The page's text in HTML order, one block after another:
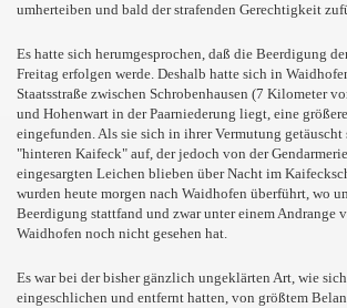
umherteiben und bald der strafenden Gerechtigkeit
Es hatte sich herumgesprochen, daß die Beerdigung
Freitag erfolgen werde. Deshalb hatte sich in
Staatsstraße zwischen Schrobenhausen (7 Kilometer
und Hohenwart in der Paarniederung liegt, eine
eingefunden. Als sie sich in ihrer Vermutung getäuscht
"hinteren Kaifeck" auf, der jedoch von der
eingesargten Leichen blieben über Nacht im
wurden heute morgen nach Waidhofen überführt, wo
Beerdigung stattfand und zwar unter einem Andrange
Waidhofen noch nicht gesehen hat.
Es war bei der bisher gänzlich ungeklärten Art, wie
eingeschlichen und entfernt hatten, von größtem